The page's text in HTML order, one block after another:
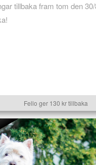
tillbaka fram tom den
Fello ger 130 kr tillbaka